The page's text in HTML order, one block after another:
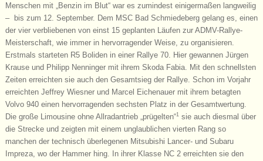
Menschen mit „Benzin im Blut“ war es zumindest einigermaßen langweilig
– bis zum 12. September. Dem MSC Bad Schmiedeberg gelang es, einen
der vier verbliebenen von einst 15 geplanten Läufen zur ADMV-Rallye-
Meisterschaft, wie immer in hervorragender Weise, zu organisieren.
Erstmals starteten R5 Boliden in einer Rallye 70. Hier gewannen Jürgen
Krause und Philipp Nenninger mit ihrem Skoda Fabia. Mit den schnellsten
Zeiten erreichten sie auch den Gesamtsieg der Rallye. Schon im Vorjahr
erreichten Jeffrey Wiesner und Marcel Eichenauer mit ihrem betagten
Volvo 940 einen hervorragenden sechsten Platz in der Gesamtwertung.
Die große Limousine ohne Allradantrieb „prügelten“1sie auch diesmal über
die Strecke und zeigten mit einem unglaublichen vierten Rang so
manchen der technisch überlegenen Mitsubishi Lancer- und Subaru
Impreza, wo der Hammer hing. In ihrer Klasse NC 2 erreichten sie den